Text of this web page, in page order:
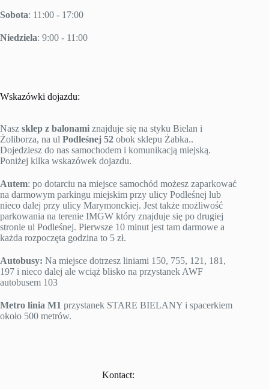
Sobota: 11:00 - 17:00
Niedziela: 9:00 - 11:00
Wskazówki dojazdu:
Nasz sklep z balonami znajduje się na styku Bielan i
Żoliborza, na ul Podleśnej 52 obok sklepu Żabka..
Dojedziesz do nas samochodem i komunikacją miejską.
Poniżej kilka wskazówek dojazdu.
Autem: po dotarciu na miejsce samochód możesz zaparkować
na darmowym parkingu miejskim przy ulicy Podleśnej lub
nieco dalej przy ulicy Marymonckiej. Jest także możliwość
parkowania na terenie IMGW który znajduje się po drugiej
stronie ul Podleśnej. Pierwsze 10 minut jest tam darmowe a
każda rozpoczęta godzina to 5 zł.
Autobusy: Na miejsce dotrzesz liniami 150, 755, 121, 181,
197 i nieco dalej ale wciąż blisko na przystanek AWF
autobusem 103
Metro linia M1 przystanek STARE BIELANY i spacerkiem
około 500 metrów.
Kontact: